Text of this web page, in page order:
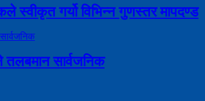
स्वीकृत गर्यो विभिन्न गुणस्तर मापदण्ड
तलबमान सार्वजनिक